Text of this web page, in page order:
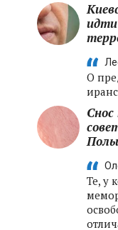
идти
О
Те, у